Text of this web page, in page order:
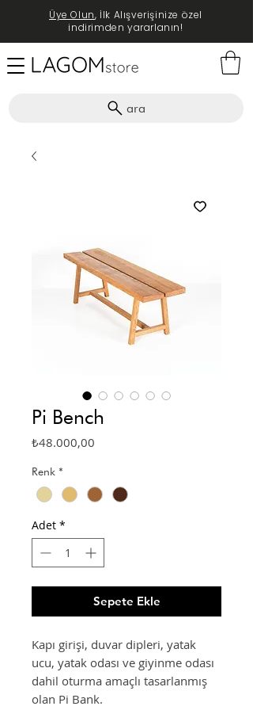
ara
Üye Olun, İlk Alışverişinize özel
indirimden yararlanın!
Pi Bench
₺48.000,00
Renk *
Adet *
Sepete Ekle
Kapı girişi, duvar dipleri, yatak
ucu, yatak odası ve giyinme odası
dahil oturma amaçlı tasarlanmış
olan Pi Bank.